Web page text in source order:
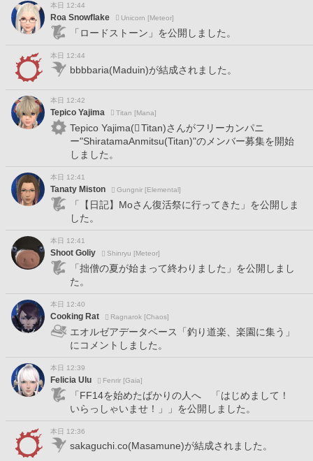
本日 12:44
Roa Snowflake Unicorn [Meteor]
「ロードストーン」を公開しました。
本日 12:44
bbbbaria(Maduin)が結成されました。
本日 12:42
Tepico Yajima Titan [Mana]
Tepico Yajima(
Titan)さんがフリーカンパニ
ー"ShiratamaAnmitsu(Titan)"のメンバー募集を開始
しました。
本日 12:41
Tanaty Miston Gungnir [Elemental]
「【日記】Moさん復活祭に行ってきた」を公開しま
した。
本日 12:41
Shoot Goliy Shinryu [Meteor]
「拙僧の夏が始まって終わりました」を公開しまし
た。
本日 12:40
Cooking Rat Ragnarok [Chaos]
エオルゼアデータベース「釣り道楽、楽園に集う」
にコメントしました。
本日 12:39
Felicia Ulu Fenrir [Gaia]
「FF14を始めたばかりの人へ 「はじめまして！
いらっしゃいませ！」」を公開しました。
本日 12:36
sakaguchi.co(Masamune)が結成されました。